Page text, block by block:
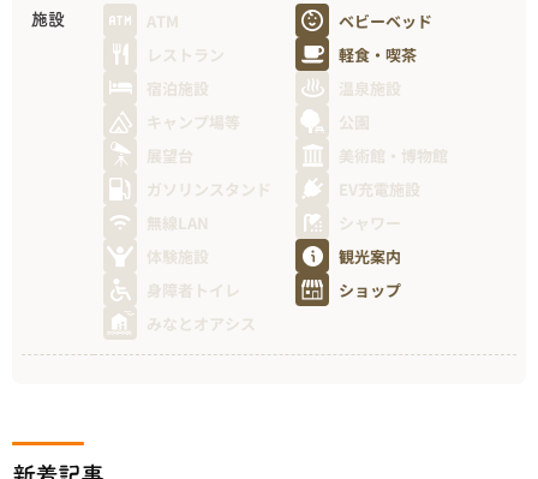
施設 ATM
ベビーベッド
レストラン
軽食・喫茶
宿泊施設
温泉施設
キャンプ場等
公園
展望台
美術館・博物館
ガソリンスタンド
EV充電施設
無線LAN
シャワー
体験施設
観光案内
身障者トイレ
ショップ
みなとオアシス